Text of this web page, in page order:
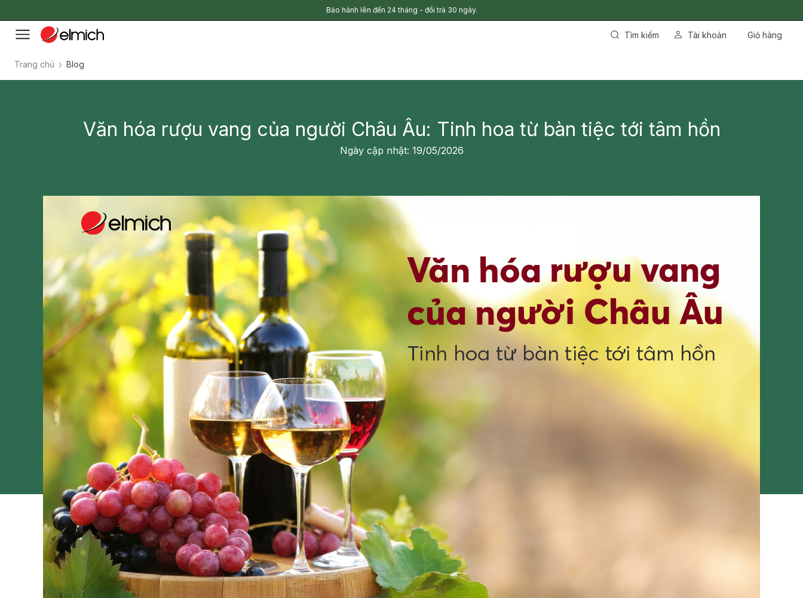
Bảo hành lên đến 24 tháng - đổi trả 30 ngày.
Tìm kiếm Tài khoản Giỏ hàng
Trang chủ Blog
Văn hóa rượu vang của người Châu Âu: Tinh hoa từ bàn tiệc tới tâm hồn
Ngày cập nhật: 19/05/2026